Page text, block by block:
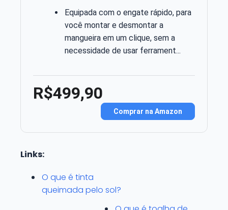
Equipada com o engate rápido, para
você montar e desmontar a
mangueira em um clique, sem a
necessidade de usar ferrament...
R$499,90
Comprar na Amazon
Links:
O que é tinta
queimada pelo sol?